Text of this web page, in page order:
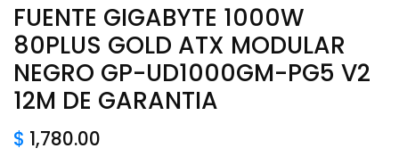
FUENTE GIGABYTE 1000W
80PLUS GOLD ATX MODULAR
NEGRO GP-UD1000GM-PG5 V2
12M DE GARANTIA
$ 1,780.00